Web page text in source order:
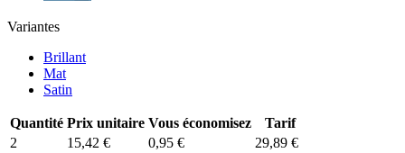
Variantes
Brillant
Mat
Satin
Quantité Prix unitaire Vous économisez
Tarif
2
15,42 € 0,95 €
29,89 €